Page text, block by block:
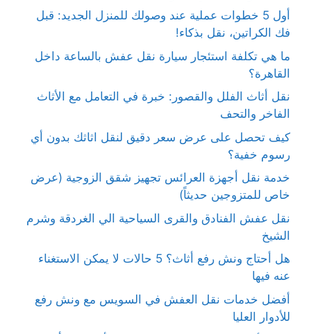
أول 5 خطوات عملية عند وصولك للمنزل الجديد: قبل
فك الكراتين، نقل بذكاء!
ما هي تكلفة استئجار سيارة نقل عفش بالساعة داخل
القاهرة؟
نقل أثاث الفلل والقصور: خبرة في التعامل مع الأثاث
الفاخر والتحف
كيف تحصل على عرض سعر دقيق لنقل اثاثك بدون أي
رسوم خفية؟
خدمة نقل أجهزة العرائس تجهيز شقق الزوجية (عرض
خاص للمتزوجين حديثاً)
نقل عفش الفنادق والقرى السياحية الي الغردقة وشرم
الشيخ
هل أحتاج ونش رفع أثاث؟ 5 حالات لا يمكن الاستغناء
عنه فيها
أفضل خدمات نقل العفش في السويس مع ونش رفع
للأدوار العليا